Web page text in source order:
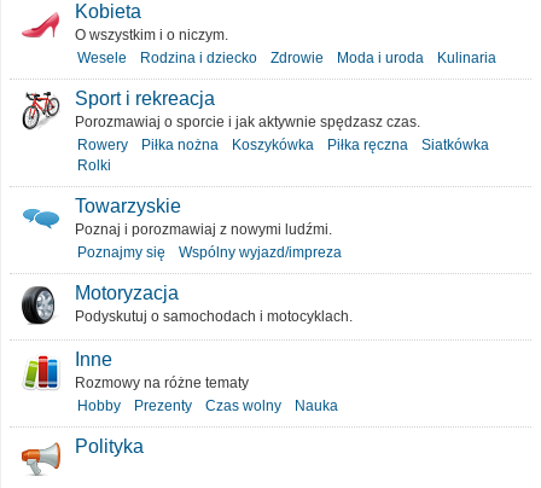
Kobieta
O wszystkim i o niczym.
Wesele
Rodzina i dziecko Zdrowie Moda i uroda Kulinaria
Sport i rekreacja
Porozmawiaj o sporcie i jak aktywnie spędzasz czas.
Rowery
Piłka nożna Koszykówka Piłka ręczna
Siatkówka
Rolki
Towarzyskie
Poznaj i porozmawiaj z nowymi ludźmi.
Poznajmy się
Wspólny wyjazd/impreza
Motoryzacja
Podyskutuj o samochodach i motocyklach.
Inne
Rozmowy na różne tematy
Hobby
Prezenty Czas wolny Nauka
Polityka